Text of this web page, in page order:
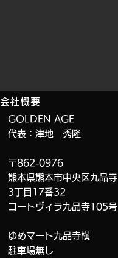
会社概要
GOLDEN AGE
代表：津地 秀隆
〒862-0976
熊本県熊本市中央区九品寺
3丁目17番32
コートヴィラ九品寺105号
ゆめマート九品寺横
​駐車場無し